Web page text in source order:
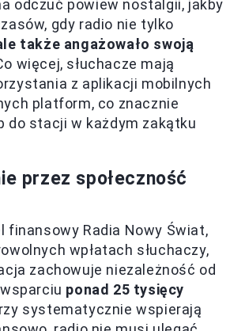
odczuć powiew nostalgii, jakby
gdy radio nie tylko
także angażowało swoją
więcej, słuchacze mają
z aplikacji mobilnych
platform, co znacznie
do stacji w każdym zakątku
przez społeczność
finansowy Radia Nowy Świat,
wpłatach słuchaczy,
zachowuje niezależność od
ponad 25 tysięcy
systematycznie wspierają